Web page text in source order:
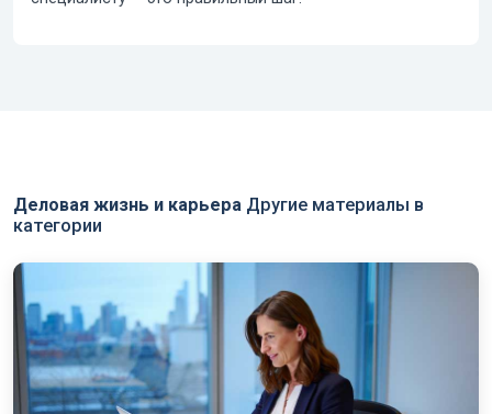
Деловая жизнь и карьера Другие материалы в
категории